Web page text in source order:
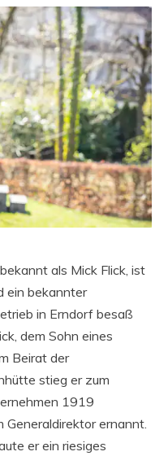
als Mick Flick, ist
ein bekannter
in Erndorf besaß
dem Sohn eines
Beirat der
stieg er zum
1919
Generaldirektor ernannt.
er ein riesiges